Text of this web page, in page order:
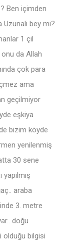
Ben içimden
Uzunali bey mi?
1 çil
onu da Allah
çok para
ama
geçilmiyor
eşkiya
bizim köyde
yenilenmiş
30 sene
araba
3. metre
doğu
olduğu bilgisi